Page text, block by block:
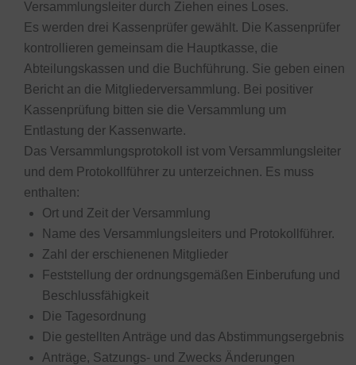
Versammlungsleiter durch Ziehen eines Loses.
Es werden drei Kassenprüfer gewählt. Die Kassenprüfer
kontrollieren gemeinsam die Hauptkasse, die
Abteilungskassen und die Buchführung. Sie geben einen
Bericht an die Mitgliederversammlung. Bei positiver
Kassenprüfung bitten sie die Versammlung um
Entlastung der Kassenwarte.
Das Versammlungsprotokoll ist vom Versammlungsleiter
und dem Protokollführer zu unterzeichnen. Es muss
enthalten:
Ort und Zeit der Versammlung
Name des Versammlungsleiters und Protokollführer.
Zahl der erschienenen Mitglieder
Feststellung der ordnungsgemäßen Einberufung und
Beschlussfähigkeit
Die Tagesordnung
Die gestellten Anträge und das Abstimmungsergebnis
Anträge, Satzungs- und Zwecks Änderungen